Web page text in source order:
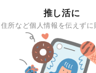
推し活に
住所など個人情報を伝えずに